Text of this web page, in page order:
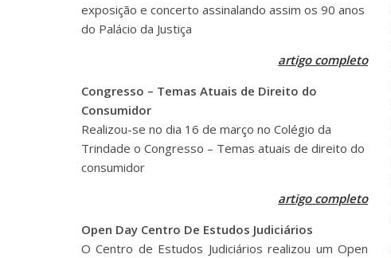
exposição e concerto assinalando assim os 90 anos
do Palácio da Justiça
artigo completo
Congresso – Temas Atuais de Direito do
Consumidor
Realizou-se no dia 16 de março no Colégio da
Trindade o Congresso – Temas atuais de direito do
consumidor
artigo completo
Open Day Centro De Estudos Judiciários
O Centro de Estudos Judiciários realizou um Open